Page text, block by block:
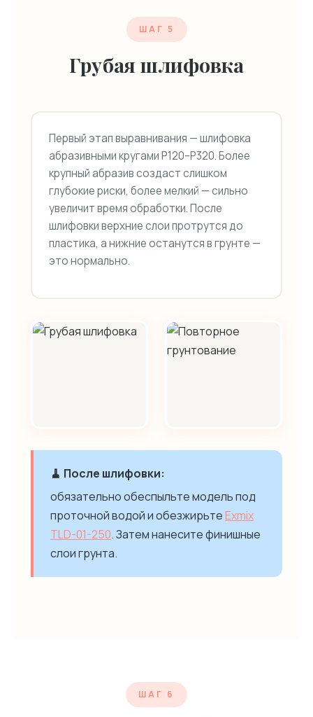
ШАГ 5
Грубая шлифовка
Первый этап выравнивания — шлифовка
абразивными кругами P120–P320. Более
крупный абразив создаст слишком
глубокие риски, более мелкий — сильно
увеличит время обработки. После
шлифовки верхние слои протрутся до
пластика, а нижние останутся в грунте —
это нормально.
🧹 После шлифовки:
обязательно обеспыльте модель под
проточной водой и обезжирьтеExmix
TLD-01-250. Затем нанесите финишные
слои грунта.
ШАГ 6